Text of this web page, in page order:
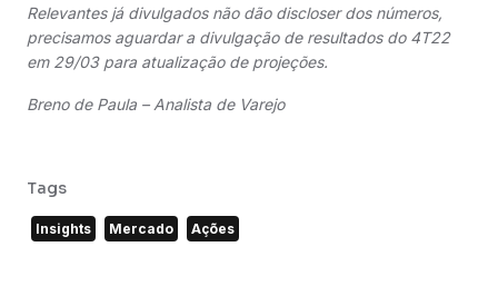
Relevantes já divulgados não dão discloser dos números,
precisamos aguardar a divulgação de resultados do 4T22
em 29/03 para atualização de projeções.
Breno de Paula – Analista de Varejo
Tags
Insights Mercado Ações